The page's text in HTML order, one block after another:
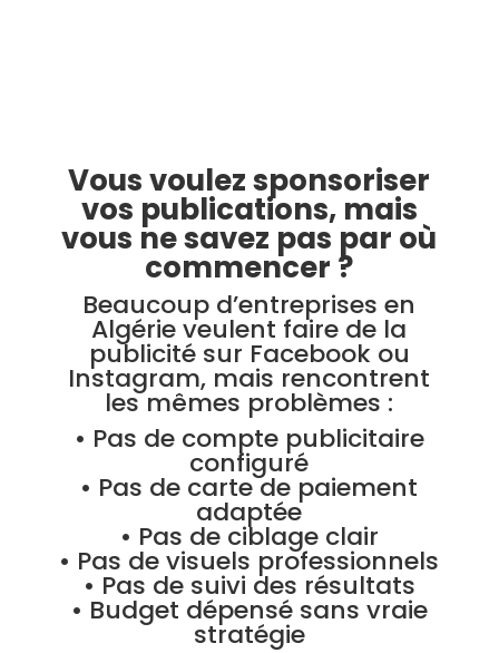
Vous voulez sponsoriser
vos publications, mais
vous ne savez pas par où
commencer ?
Beaucoup d’entreprises en
Algérie veulent faire de la
publicité sur Facebook ou
Instagram, mais rencontrent
les mêmes problèmes :
• Pas de compte publicitaire
configuré
• Pas de carte de paiement
adaptée
• Pas de ciblage clair
• Pas de visuels professionnels
• Pas de suivi des résultats
• Budget dépensé sans vraie
stratégie